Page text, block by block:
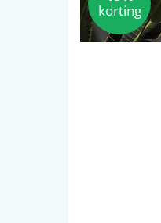
korting